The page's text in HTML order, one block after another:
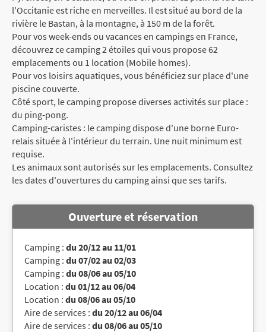
l'Occitanie est riche en merveilles. Il est situé au bord de la
rivière le Bastan, à la montagne, à 150 m de la forêt.
Pour vos week-ends ou vacances en campings en France,
découvrez ce camping 2 étoiles qui vous propose 62
emplacements ou 1 location (Mobile homes).
Pour vos loisirs aquatiques, vous bénéficiez sur place d'une
piscine couverte.
Côté sport, le camping propose diverses activités sur place :
du ping-pong.
Camping-caristes : le camping dispose d'une borne Euro-
relais située à l'intérieur du terrain. Une nuit minimum est
requise.
Les animaux sont autorisés sur les emplacements. Consultez
les dates d'ouvertures du camping ainsi que ses tarifs.
Ouverture et réservation
Camping : du 20/12 au 11/01
Camping : du 07/02 au 02/03
Camping : du 08/06 au 05/10
Location : du 01/12 au 06/04
Location : du 08/06 au 05/10
Aire de services : du 20/12 au 06/04
Aire de services : du 08/06 au 05/10